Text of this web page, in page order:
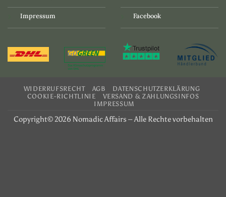
Impressum Facebook
WIDERRUFSRECHT AGB
DATENSCHUTZERKLÄRUNG
COOKIE-RICHTLINIE
VERSAND & ZAHLUNGSINFOS
IMPRESSUM
Copyright© 2026 Nomadic Affairs – Alle Rechte vorbehalten